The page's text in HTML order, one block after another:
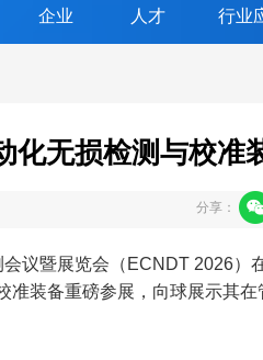
企业 人才 行业
化无损检测与校准
分享：
议暨展览会（ECNDT 2026）
装备重磅参展，向球展示其在